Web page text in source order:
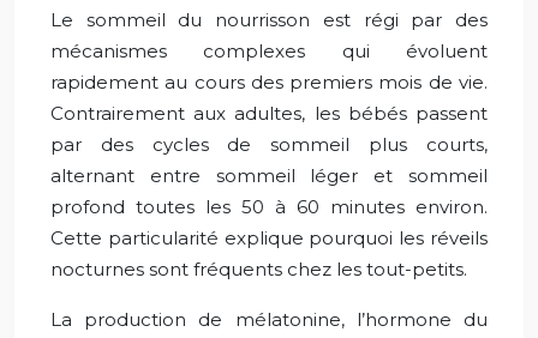
Le sommeil du nourrisson est régi par des
mécanismes complexes qui évoluent
rapidement au cours des premiers mois de vie.
Contrairement aux adultes, les bébés passent
par des cycles de sommeil plus courts,
alternant entre sommeil léger et sommeil
profond toutes les 50 à 60 minutes environ.
Cette particularité explique pourquoi les réveils
nocturnes sont fréquents chez les tout-petits.
La production de mélatonine, l’hormone du